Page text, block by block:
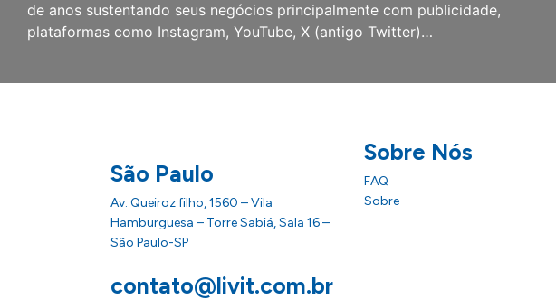
de anos sustentando seus negócios principalmente com publicidade,
plataformas como Instagram, YouTube, X (antigo Twitter)…
São Paulo
Av. Queiroz filho, 1560 – Vila
Hamburguesa – Torre Sabiá, Sala 16 –
São Paulo-SP
contato@livit.com.br
Sobre Nós
FAQ
Sobre